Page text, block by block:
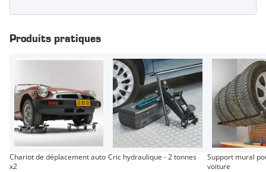
Produits pratiques
Chariot de déplacement auto
x2
Cric hydraulique - 2 tonnes
Support mural
voiture